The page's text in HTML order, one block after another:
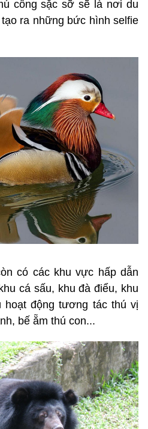
công sặc sỡ sẽ là nơi du
ra những bức hình selfie
có các khu vực hấp dẫn
cá sấu, khu đà điểu, khu
động tương tác thú vị
bế ẵm thú con...